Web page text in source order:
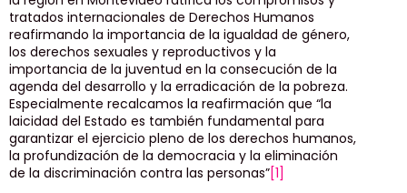
tratados internacionales de Derechos Humanos
reafirmando la importancia de la igualdad de género,
los derechos sexuales y reproductivos y la
importancia de la juventud en la consecución de la
agenda del desarrollo y la erradicación de la pobreza.
Especialmente recalcamos la reafirmación que “la
laicidad del Estado es también fundamental para
garantizar el ejercicio pleno de los derechos humanos,
la profundización de la democracia y la eliminación
de la discriminación contra las personas”[1]